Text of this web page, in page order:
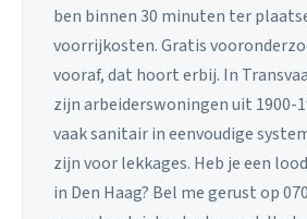
ben binnen 30 minuten ter
voorrijkosten. Gratis
vooraf, dat hoort erbij. In
zijn arbeiderswoningen uit 1900-
vaak sanitair in eenvoudige
zijn voor lekkages. Heb je een
in Den Haag? Bel me gerust op